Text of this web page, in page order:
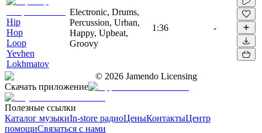
Hip
Hop
Loop
Yevhen
Lokhmatov
Electronic, Drums,
Percussion, Urban,
Happy, Upbeat,
Groovy
1:36 -
© 2026 Jamendo Licensing
Скачать приложение
Полезные ссылки
Каталог музыкиIn-store радиоЦеныКонтактыЦентр
помощиСвязаться с нами